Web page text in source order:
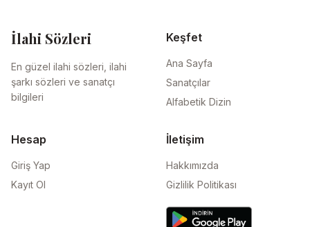
İlahi Sözleri
En güzel ilahi sözleri, ilahi
şarkı sözleri ve sanatçı
bilgileri
Keşfet
Ana Sayfa
Sanatçılar
Alfabetik Dizin
Hesap
Giriş Yap
Kayıt Ol
İletişim
Hakkımızda
Gizlilik Politikası